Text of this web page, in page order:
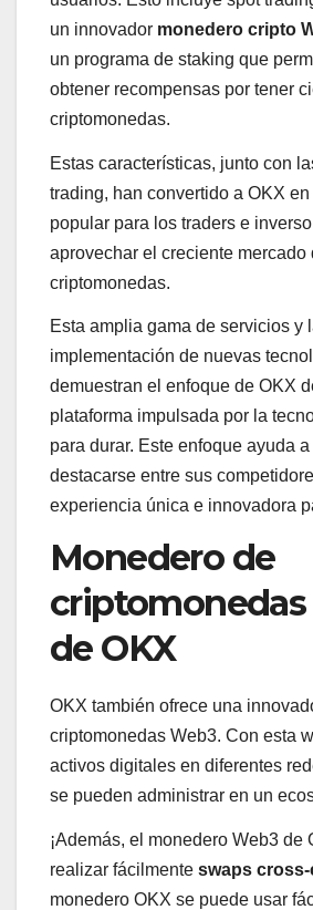
un innovador monedero cripto
un programa de staking que
obtener recompensas por tener
criptomonedas.
Estas características, junto con
trading, han convertido a OKX
popular para los traders e
aprovechar el creciente mercado
criptomonedas.
Esta amplia gama de servicios y
implementación de nuevas
demuestran el enfoque de OKX
plataforma impulsada por la
para durar. Este enfoque ayuda
destacarse entre sus
experiencia única e innovadora
Monedero de
criptomonedas
de OKX
OKX también ofrece una
criptomonedas Web3. Con esta
activos digitales en diferentes
se pueden administrar en un
¡Además, el monedero Web3 de
realizar fácilmente swaps
monedero OKX se puede usar